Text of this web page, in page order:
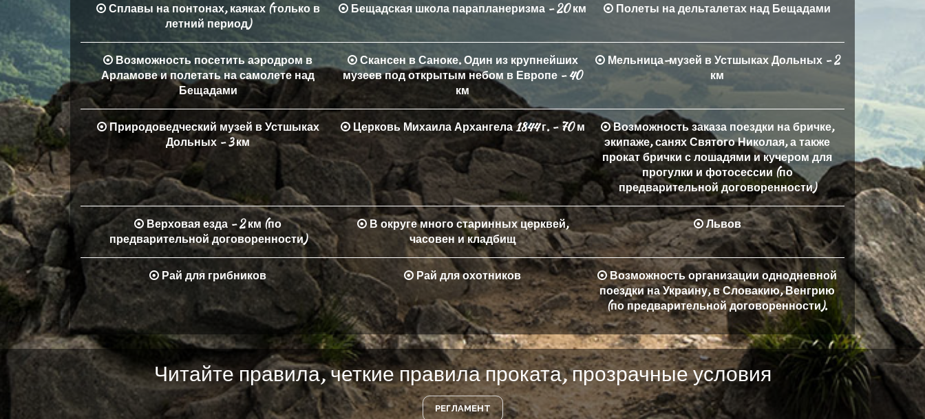
Сплавы на понтонах, каяках (только в
летний период)
Бещадская школа парапланеризма - 20 км Полеты на дельталетах над Бещадами
Возможность посетить аэродром в
Арламове и полетать на самолете над
Бещадами
Скансен в Саноке. Один из крупнейших
музеев под открытым небом в Европе - 40
км
Мельница-музей в Устшыках Дольных - 2
км
Природоведческий музей в Устшыках
Дольных - 3 км
Церковь Михаила Архангела 1844 г. - 70 м
Возможность заказа поездки на бричке,
экипаже, санях Святого Николая, а также
прокат брички с лошадями и кучером для
прогулки и фотосессии (по
предварительной договоренности)
Верховая езда - 2 км (по
предварительной договоренности)
В округе много старинных церквей,
часовен и кладбищ
Львов
Рай для грибников Рай для охотников
Возможность организации однодневной
поездки на Украину, в Словакию, Венгрию
(по предварительной договоренности).
Читайте правила, четкие правила проката, прозрачные условия
РЕГЛАМЕНТ